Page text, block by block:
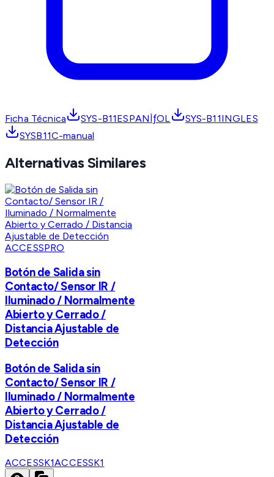
Ficha Técnica SYS-B11ESPANÌƒOL
SYS-B11INGLES
SYSB11C-manual
Alternativas Similares
ACCESSPRO
Botón de Salida sin
Contacto/ Sensor IR /
Iluminado / Normalmente
Abierto y Cerrado /
Distancia Ajustable de
Detección
Botón de Salida sin
Contacto/ Sensor IR /
Iluminado / Normalmente
Abierto y Cerrado /
Distancia Ajustable de
Detección
ACCESSK1ACCESSK1